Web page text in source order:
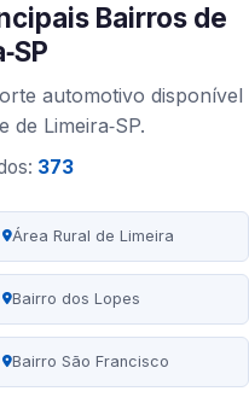
Bairros de
automotivo disponível
de Limeira‑SP.
373
Área Rural de Limeira
Bairro dos Lopes
Bairro São Francisco